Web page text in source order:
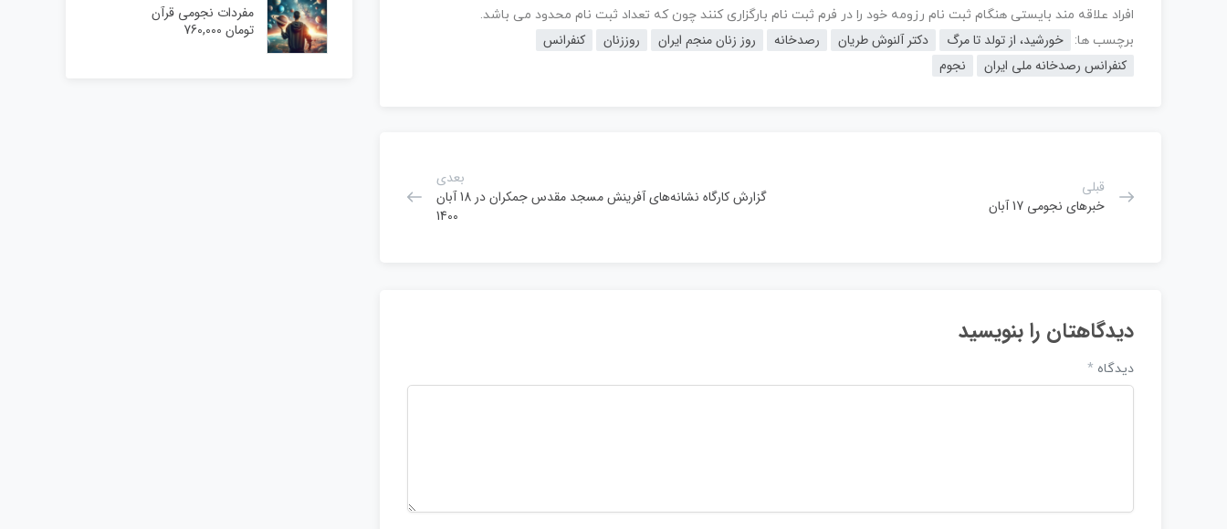
افراد علاقه مند بایستی هنگام ثبت نام رزومه خود را در فرم ثبت نام بارگزاری کنند چون که تعداد ثبت نام محدود می باشد.
برچسب ها:
خورشید، از تولد تا مرگ دکتر آلنوش طریان رصدخانه روز زنان منجم ایران روززنان
کنفرانس
کنفرانس رصدخانه ملی ایران
نجوم
قبلی
خبرهای نجومی 17 آبان
بعدی
گزارش کارگاه نشانه‌های آفرینش مسجد مقدس جمکران در 18 آبان
1400
دیدگاهتان را بنویسید
دیدگاه *
مفردات نجومی قرآن
تومان